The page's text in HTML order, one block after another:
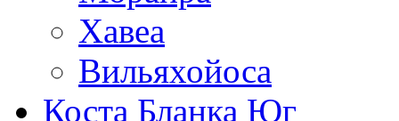
Хавеа
Вильяхойоса
Коста Бланка Юг